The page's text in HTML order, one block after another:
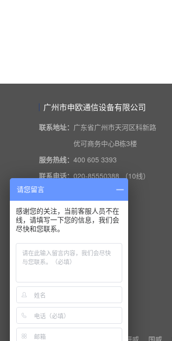
广州市申欧通信设备有限公司
联系地址： 广东省广州市天河区科新路
优可商务中心B栋3楼
服务热线： 400 605 3393
联系电话：020-85550388 （10线）
020-85550288
传真电话：020-85557779
请您留言
感谢您的关注，当前客服人员不在
线，请填写一下您的信息，我们会
尽快和您联系。